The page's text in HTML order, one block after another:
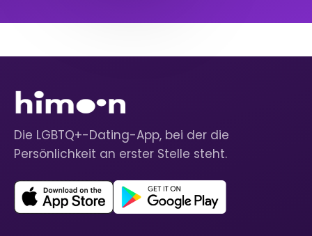
Die LGBTQ+-Dating-App, bei der die
Persönlichkeit an erster Stelle steht.